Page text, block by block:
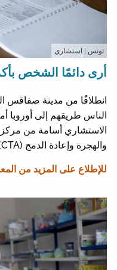
تونس | استشاري
أرى دائمًا الشخص
انطلاقًا من مدينة صفاقس
الناس طريقهم إلى أوروبا
الاستشاري أسامة من مركز
والهجرة وإعادة الدمج (CTA) بعرض بدائل للهجرة.
للإطلاع على المزيد من